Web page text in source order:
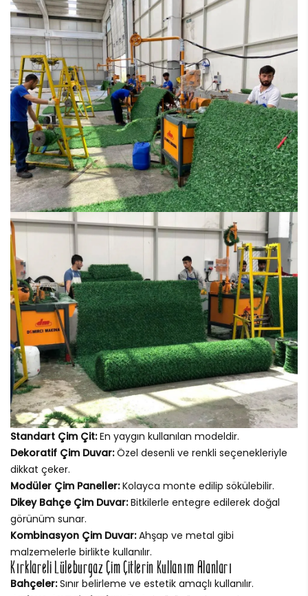
Standart Çim Çit:En yaygın kullanılan modeldir.
Dekoratif Çim Duvar:Özel desenli ve renkli seçenekleriyle
dikkat çeker.
Modüler Çim Paneller:Kolayca monte edilip sökülebilir.
Dikey Bahçe Çim Duvar:Bitkilerle entegre edilerek doğal
görünüm sunar.
Kombinasyon Çim Duvar:Ahşap ve metal gibi
malzemelerle birlikte kullanılır.
Kırklareli Lüleburgaz Çim Çitlerin Kullanım Alanları
Bahçeler:Sınır belirleme ve estetik amaçlı kullanılır.